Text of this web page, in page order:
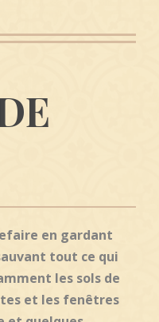
en gardant
tout ce qui
les sols de
et les fenêtres